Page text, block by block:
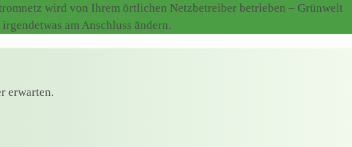
wird von Ihrem örtlichen Netzbetreiber betrieben – Grünwelt
am Anschluss ändern.
erwarten.